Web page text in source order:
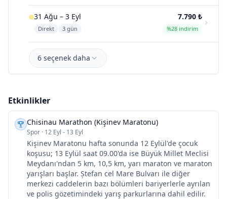
31 Ağu – 3 Eyl
Direkt 3 gün
7.790 ₺
%28 indirim
6 seçenek daha
Etkinlikler
Chisinau Marathon (Kişinev Maratonu)
Spor · 12 Eyl - 13 Eyl
Kişinev Maratonu hafta sonunda 12 Eylül'de çocuk
koşusu; 13 Eylül saat 09.00'da ise Büyük Millet Meclisi
Meydanı'ndan 5 km, 10,5 km, yarı maraton ve maraton
yarışları başlar. Ștefan cel Mare Bulvarı ile diğer
merkezi caddelerin bazı bölümleri bariyerlerle ayrılan
ve polis gözetimindeki yarış parkurlarına dahil edilir.